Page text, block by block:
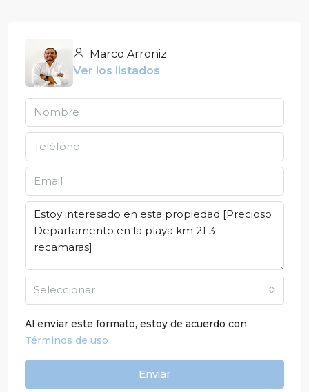
Marco Arroniz
Ver los listados
Seleccionar
Al enviar este formato, estoy de acuerdo con
Términos de uso
Enviar